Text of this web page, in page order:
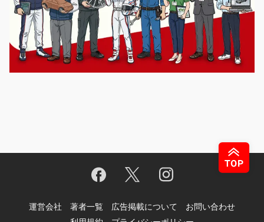
運営会社 著者一覧 広告掲載について
お問い合わせ